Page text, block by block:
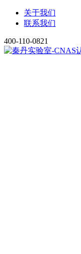
关于我们
联系我们
400-110-0821